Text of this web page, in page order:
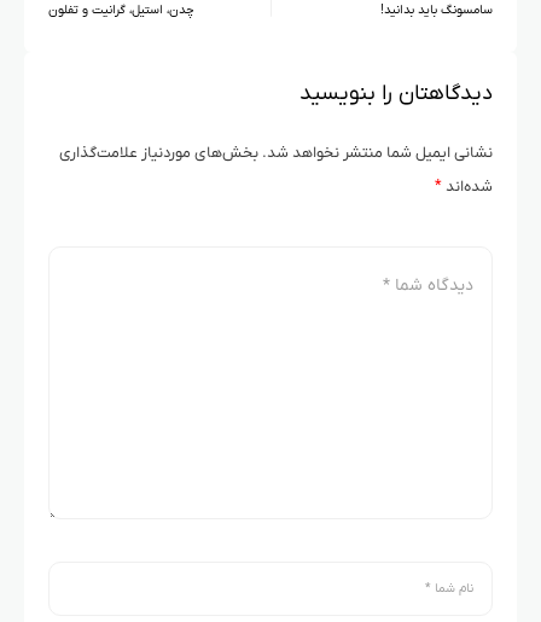
سامسونگ باید بدانید! چدن، استیل، گرانیت و تفلون
دیدگاهتان را بنویسید
نشانی ایمیل شما منتشر نخواهد شد. بخش‌های موردنیاز علامت‌گذاری
شده‌اند*